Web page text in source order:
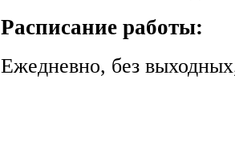
Расписание работы:
Ежедневно, без